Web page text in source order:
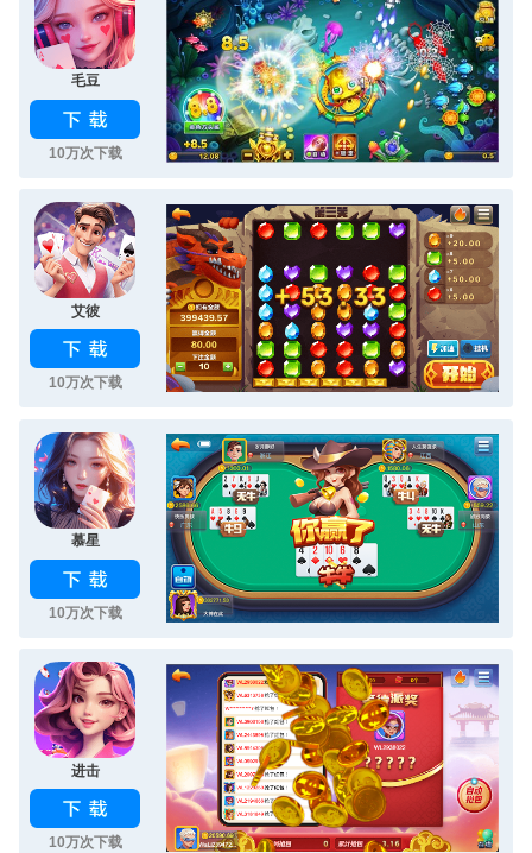
毛豆
10万次下载
艾彼
10万次下载
慕星
10万次下载
进击
10万次下载